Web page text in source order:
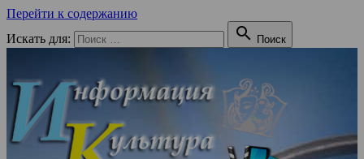
Перейти к содержанию
Искать для:
 Поиск